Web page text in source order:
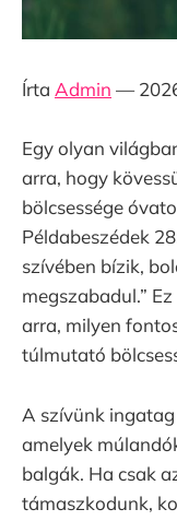
Írta Admin —
Egy olyan
arra, hogy
bölcsessége
Példabeszédek
szívében bízik,
megszabadul.”
arra, milyen
túlmutató
A szívünk
amelyek
balgák. Ha csak
támaszkodunk,